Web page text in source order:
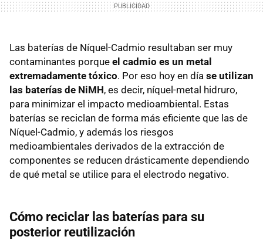
Las baterías de Níquel-Cadmio resultaban ser muy
contaminantes porque el cadmio es un metal
extremadamente tóxico. Por eso hoy en día se utilizan
las baterías de NiMH, es decir, níquel-metal hidruro,
para minimizar el impacto medioambiental. Estas
baterías se reciclan de forma más eficiente que las de
Níquel-Cadmio, y además los riesgos
medioambientales derivados de la extracción de
componentes se reducen drásticamente dependiendo
de qué metal se utilice para el electrodo negativo.
Cómo reciclar las baterías para su
posterior reutilización